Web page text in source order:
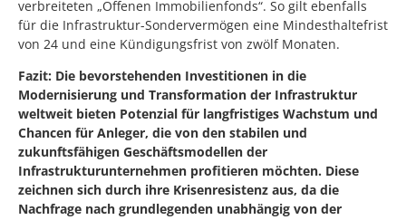
verbreiteten „Offenen Immobilienfonds“. So gilt ebenfalls
für die Infrastruktur-Sondervermögen eine Mindesthaltefrist
von 24 und eine Kündigungsfrist von zwölf Monaten.
Fazit: Die bevorstehenden Investitionen in die
Modernisierung und Transformation der Infrastruktur
weltweit bieten Potenzial für langfristiges Wachstum und
Chancen für Anleger, die von den stabilen und
zukunftsfähigen Geschäftsmodellen der
Infrastrukturunternehmen profitieren möchten. Diese
zeichnen sich durch ihre Krisenresistenz aus, da die
Nachfrage nach grundlegenden unabhängig von der